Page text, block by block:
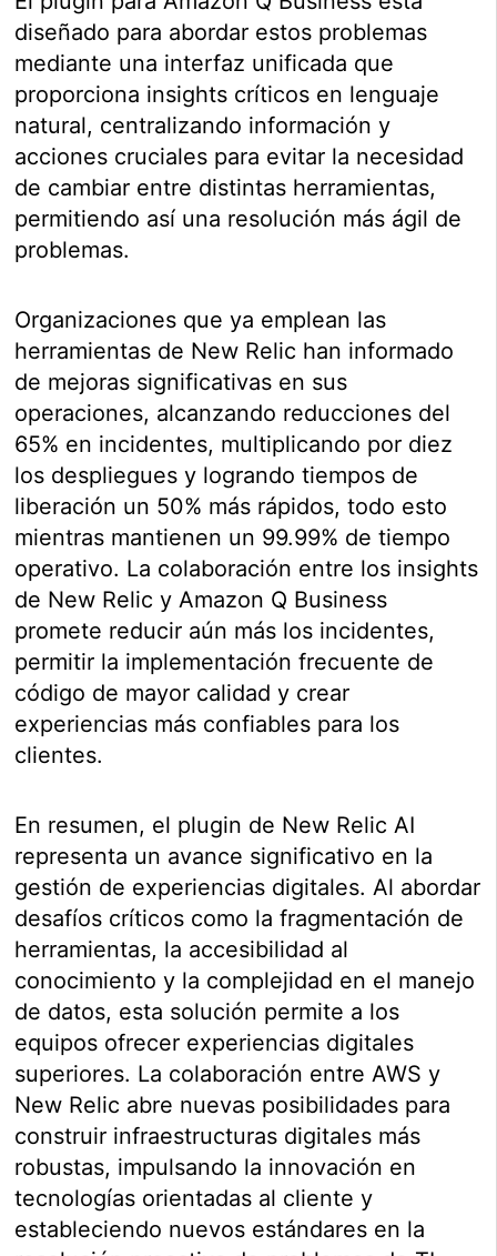
diseñado para abordar estos problemas
mediante una interfaz unificada que
proporciona insights críticos en lenguaje
natural, centralizando información y
acciones cruciales para evitar la necesidad
de cambiar entre distintas herramientas,
permitiendo así una resolución más ágil de
problemas.
Organizaciones que ya emplean las
herramientas de New Relic han informado
de mejoras significativas en sus
operaciones, alcanzando reducciones del
65% en incidentes, multiplicando por diez
los despliegues y logrando tiempos de
liberación un 50% más rápidos, todo esto
mientras mantienen un 99.99% de tiempo
operativo. La colaboración entre los insights
de New Relic y Amazon Q Business
promete reducir aún más los incidentes,
permitir la implementación frecuente de
código de mayor calidad y crear
experiencias más confiables para los
clientes.
En resumen, el plugin de New Relic AI
representa un avance significativo en la
gestión de experiencias digitales. Al abordar
desafíos críticos como la fragmentación de
herramientas, la accesibilidad al
conocimiento y la complejidad en el manejo
de datos, esta solución permite a los
equipos ofrecer experiencias digitales
superiores. La colaboración entre AWS y
New Relic abre nuevas posibilidades para
construir infraestructuras digitales más
robustas, impulsando la innovación en
tecnologías orientadas al cliente y
estableciendo nuevos estándares en la